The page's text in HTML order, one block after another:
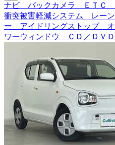
ナビ バックカメラ ＥＴＣ
衝突被害軽減システム レー
ー アイドリングストップ
ワーウィンドウ ＣＤ／ＤＶ